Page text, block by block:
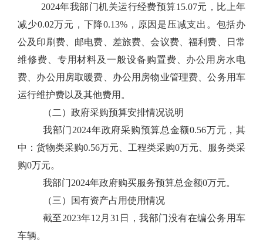
2024年我部门机关运行经费预算15.07元，比上年
减少0.02万元，下降0.13%，原因是压减支出。包括办
公及印刷费、邮电费、差旅费、会议费、福利费、日常
维修费、专用材料及一般设备购置费、办公用房水电
费、办公用房取暖费、办公用房物业管理费、公务用车
运行维护费以及其他费用。
（二）政府采购预算安排情况说明
我部门2024年政府采购预算总金额0.56万元，其
中：货物类采购0.56万元、工程类采购0万元、服务类采
购0万元。
我部门2024年政府购买服务预算总金额0万元。
（三）国有资产占用使用情况
截至2023年12月31日，我部门没有在编公务用车
车辆。